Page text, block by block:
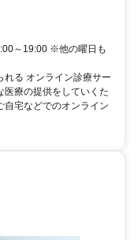
～19:00 ※他の曜日も
れる オンライン診療サー
医療の提供をしていくた
自宅などでのオンライン